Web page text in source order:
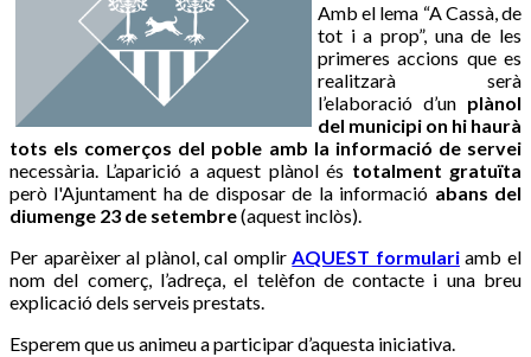
Amb el lema “A Cassà, de
tot i a prop”, una de les
primeres accions que es
realitzarà serà
l’elaboració d’un plànol
del municipi on hi haurà
tots els comerços del poble amb la informació de servei
necessària. L’aparició a aquest plànol és totalment gratuïta
però l'Ajuntament ha de disposar de la informació abans del
diumenge 23 de setembre(aquest inclòs).
Per aparèixer al plànol, cal omplirAQUEST formulariamb el
nom del comerç, l’adreça, el telèfon de contacte i una breu
explicació dels serveis prestats.
Esperem que us animeu a participar d’aquesta iniciativa.